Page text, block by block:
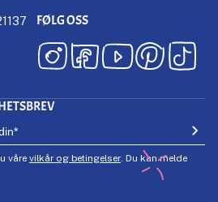
FØLG OSS
våre vilkår og betingelser. Du kan melde